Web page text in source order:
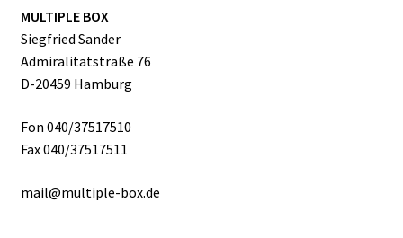
MULTIPLE BOX
Siegfried Sander
Admiralitätstraße 76
D-20459 Hamburg
Fon 040/37517510
Fax 040/37517511
mail@multiple-box.de